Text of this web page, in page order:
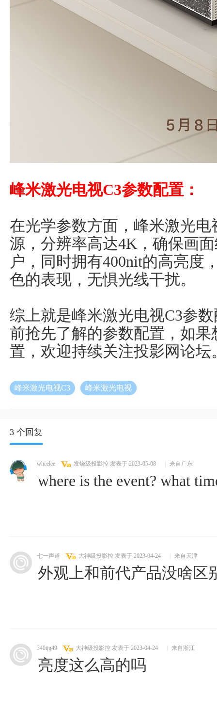
峰米激光电视C3参数配置：
在光学参数方面，峰米激光
源，分辨率高达4K，确保画
户，同时拥有400nit的高亮度
色的表现，无惧光线干扰。
综上就是峰米激光电视C3参
前抢先了解的参数配置，如
置，欢迎持续关注投影网论坛
峰米激光电视C3 峰米激光电视
3 个回复
wheelee 发烧级投影控 发表于 2023-05-08 来自广东
where is the event? what
七一声道 大神级投影控 发表于 2023-04-24 来自天津
外观上和前代产品没啥区
340ijg49 大神级投影控 发表于 2023-04-24 来自浙江
亮度这么高的吗